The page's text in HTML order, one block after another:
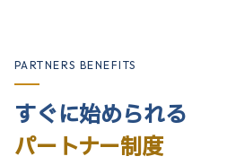
PARTNERS BENEFITS
すぐに始められる
パートナー制度